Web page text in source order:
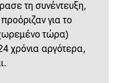
τη συνέντευξη,
για το
τώρα)
χρόνια αργότερα,